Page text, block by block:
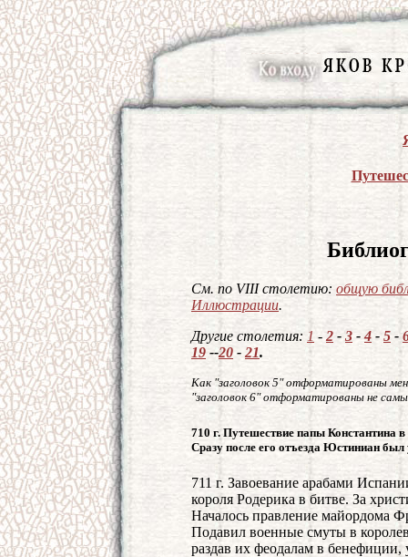
См. по VIII столетию: общую
Иллюстрации.
Другие столетия: 1 - 2 - 3 -4 - 5 -
19 --20 - 21.
Как "заголовок 5" отформатированы
"заголовок 6" отформатированы не
710 г. Путешествие папы Константина
Сразу после его отъезда Юстиниан
711 г. Завоевание арабами
короля Родерика в битве. За
Началось правление майордома
Подавил военные смуты в
раздав их феодалам в бенефиции,